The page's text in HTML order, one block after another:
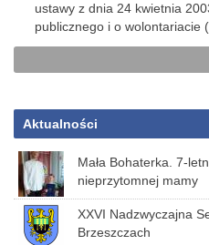
ustawy z dnia 24 kwietnia
publicznego i o wolontariacie
Aktualności
Mała Bohaterka. 7-
nieprzytomnej mamy
XXVI Nadzwyczajna
Brzeszczach